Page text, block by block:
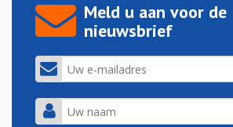
Meld u aan voor de
nieuwsbrief